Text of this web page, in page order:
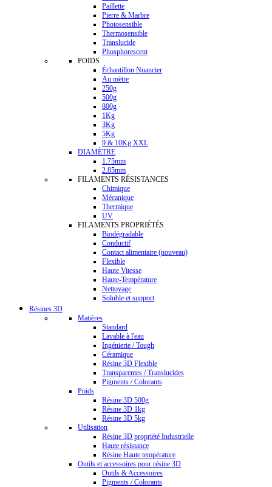
Paillette
Pierre & Marbre
Photosensible
Thermosensible
Translucide
Phosphorescent
POIDS
Échantillon Nuancier
Au mètre
250g
500g
800g
1Kg
3Kg
5Kg
9 & 10Kg XXL
DIAMÈTRE
1.75mm
2.85mm
FILAMENTS RÉSISTANCES
Chimique
Mécanique
Thermique
UV
FILAMENTS PROPRIÉTÉS
Biodégradable
Conductif
Contact alimentaire (nouveau)
Flexible
Haute Vitesse
Haute-Température
Nettoyage
Soluble et support
Résines 3D
Matières
Standard
Lavable à l'eau
Ingénierie / Tough
Céramique
Résine 3D Flexible
Transparentes / Translucides
Pigments / Colorants
Poids
Résine 3D 500g
Résine 3D 1kg
Résine 3D 5kg
Utilisation
Résine 3D propriété Industrielle
Haute résistance
Résine Haute température
Outils et accessoires pour résine 3D
Outils & Accessoires
Pigments / Colorants